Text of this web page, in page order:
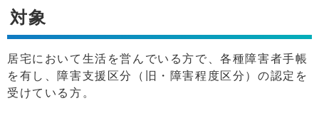
対象
居宅において生活を営んでいる方で、各種障害者手帳
を有し、障害支援区分（旧・障害程度区分）の認定を
受けている方。